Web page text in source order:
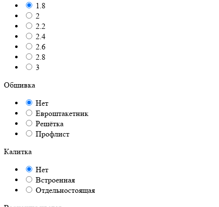
1.8
2
2.2
2.4
2.6
2.8
3
Обшивка
Нет
Евроштакетник
Решётка
Профлист
Калитка
Нет
Встроенная
Отдельностоящая